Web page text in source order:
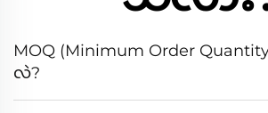
MOQ (Minimum Order
လဲ?